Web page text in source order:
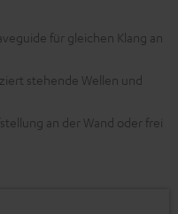
für gleichen Klang an
stehende Wellen und
an der Wand oder frei